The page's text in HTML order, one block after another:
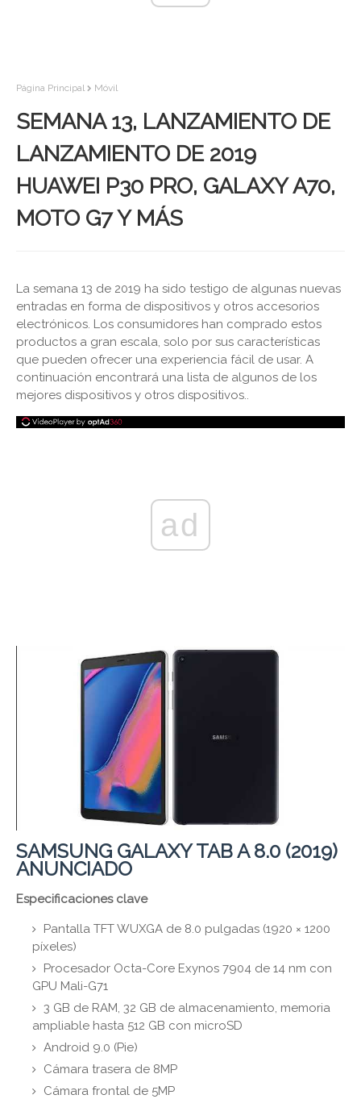
Página Principal Móvil
SEMANA 13, LANZAMIENTO DE
LANZAMIENTO DE 2019
HUAWEI P30 PRO, GALAXY A70,
MOTO G7 Y MÁS
La semana 13 de 2019 ha sido testigo de algunas nuevas
entradas en forma de dispositivos y otros accesorios
electrónicos. Los consumidores han comprado estos
productos a gran escala, solo por sus características
que pueden ofrecer una experiencia fácil de usar. A
continuación encontrará una lista de algunos de los
mejores dispositivos y otros dispositivos..
ad
SAMSUNG GALAXY TAB A 8.0 (2019)
ANUNCIADO
Especificaciones clave
Pantalla TFT WUXGA de 8.0 pulgadas (1920 × 1200
píxeles)
Procesador Octa-Core Exynos 7904 de 14 nm con
GPU Mali-G71
3 GB de RAM, 32 GB de almacenamiento, memoria
ampliable hasta 512 GB con microSD
Android 9.0 (Pie)
Cámara trasera de 8MP
Cámara frontal de 5MP